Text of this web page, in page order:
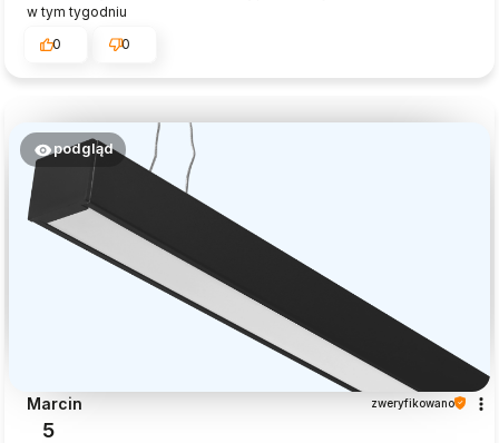
w tym tygodniu
0
0
podgląd
Marcin zweryfikowano
5